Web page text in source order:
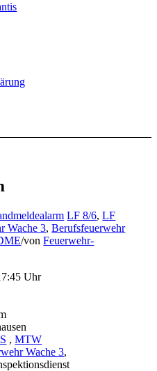
LF 8/6,LF
Wache 3,Berufsfeuerwehr
/vonFeuerwehr-
Uhr
,MTW
Wache 3,